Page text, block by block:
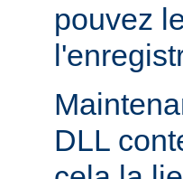
pouvez
DLL